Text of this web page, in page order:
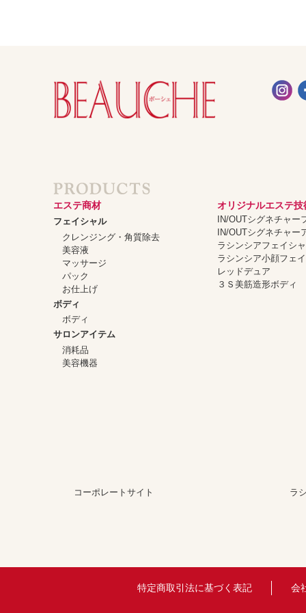
エステ商材
フェイシャル
クレンジング・角質除去
美容液
マッサージ
パック
お仕上げ
ボディ
ボディ
サロンアイテム
消耗品
美容機器
オリジナルエステ技
IN/OUTシグネチャー
IN/OUTシグネチャー
ラシンシアフェイシ
ラシンシア小顔フェ
レッドデュア
３Ｓ美筋造形ボディ
コーポレートサイト ラ
特定商取引法に基づく表記 会